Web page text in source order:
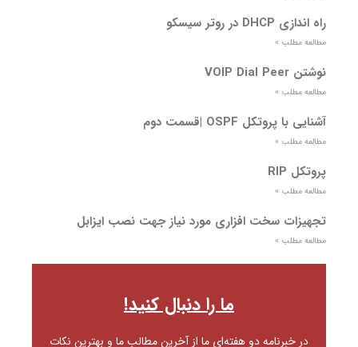
راه اندازی DHCP در روتر سیسکو
مطالعه مطلب »
نوشتن VOIP Dial Peer
مطالعه مطلب »
آشنایی با پروتکل OSPF |قسمت دوم
مطالعه مطلب »
پروتکل RIP
مطالعه مطلب »
تجهیزات سخت افزاری مورد نیاز جهت نصب ایزابل
مطالعه مطلب »
ما را دنبال کنید!
در خبرنامه دو هفته‌ای ما از آخرین مطالب ما و بهترین نکات